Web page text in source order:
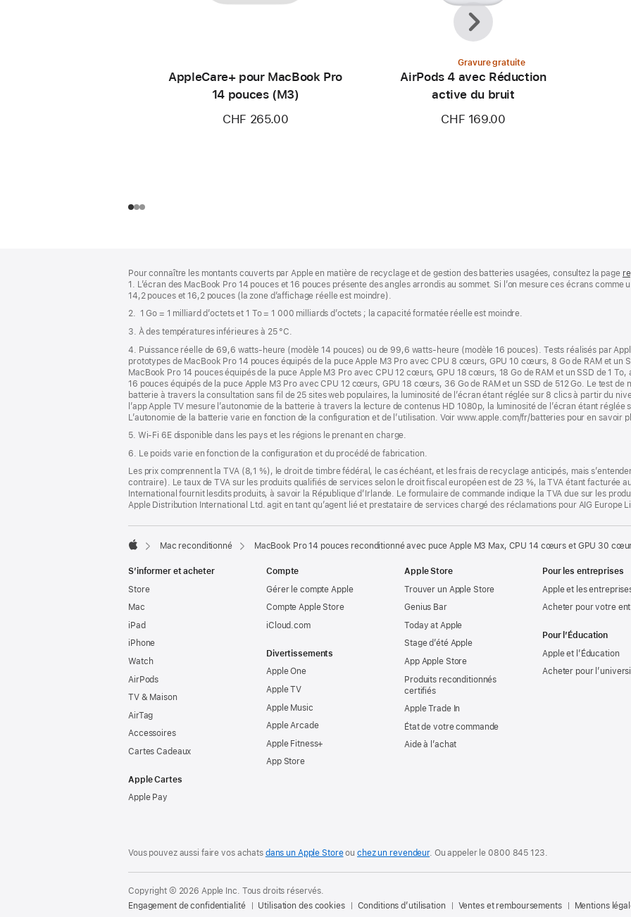
AppleCare+ pour MacBook Pro
14 pouces (M3)
CHF 265.00
Gravure gratuite
AirPods 4 avec Réduction
active du bruit
CHF 169.00
Précédent
Suivant
de
page
de
bas
de
page
Pour connaître les montants couverts par Apple en matière de recyclage et de gestion des batteries usagées, consultez la page
1. L’écran des MacBook Pro 14 pouces et 16 pouces présente des angles arrondis au sommet. Si l’on mesure ces écrans
14,2 pouces et 16,2 pouces (la zone d’affichage réelle est moindre).
2. 1 Go = 1 milliard d’octets et 1 To = 1 000 milliards d’octets ; la capacité formatée réelle est moindre.
3. À des températures inférieures à 25 °C.
4. Puissance réelle de 69,6 watts-heure (modèle 14 pouces) ou de 99,6 watts-heure (modèle 16 pouces). Tests réalisés par
prototypes de MacBook Pro 14 pouces équipés de la puce Apple M3 Pro avec CPU 8 cœurs, GPU 10 cœurs, 8 Go de RAM et un
MacBook Pro 14 pouces équipés de la puce Apple M3 Pro avec CPU 12 cœurs, GPU 18 cœurs, 18 Go de RAM et un SSD de 1
16 pouces équipés de la puce Apple M3 Pro avec CPU 12 cœurs, GPU 18 cœurs, 36 Go de RAM et un SSD de 512 Go. Le test de
batterie à travers la consultation sans fil de 25 sites web populaires, la luminosité de l’écran étant réglée sur 8 clics à partir du
l’app Apple TV mesure l’autonomie de la batterie à travers la lecture de contenus HD 1080p, la luminosité de l’écran étant
L’autonomie de la batterie varie en fonction de la configuration et de l’utilisation. Voir www.apple.com/fr/batteries pour en savoir
5. Wi-Fi 6E disponible dans les pays et les régions le prenant en charge.
6. Le poids varie en fonction de la configuration et du procédé de fabrication.
Les prix comprennent la TVA (8,1 %), le droit de timbre fédéral, le cas échéant, et les frais de recyclage anticipés, mais
contraire). Le taux de TVA sur les produits qualifiés de services selon le droit fiscal européen est de 23 %, la TVA étant facturée
International fournit lesdits produits, à savoir la République d’Irlande. Le formulaire de commande indique la TVA due sur les
Apple Distribution International Ltd. agit en tant qu’agent lié et prestataire de services chargé des réclamations pour AIG Europe
Mac reconditionné MacBook Pro 14 pouces reconditionné avec puce Apple M3 Max, CPU 14 cœurs et GPU 30
S’informer et acheter
Store
Mac
iPad
iPhone
Watch
AirPods
TV & Maison
AirTag
Accessoires
Cartes Cadeaux
Apple Cartes
Apple Pay
Compte
Gérer le compte Apple
Compte Apple Store
iCloud.com
Divertissements
Apple One
Apple TV
Apple Music
Apple Arcade
Apple Fitness+
App Store
Apple Store
Trouver un Apple Store
Genius Bar
Today at Apple
Stage d’été Apple
App Apple Store
Produits reconditionnés
certifiés
Apple Trade In
État de votre commande
Aide à l’achat
Pour les entreprises
Apple et les
Acheter pour votre
Pour l’Éducation
Apple et l’Éducation
Acheter pour
Vous pouvez aussi faire vos achats dans un Apple Storeouchez un revendeur. Ouappeler le0800 845 123.
Copyright © 2026 Apple Inc. Tous droits réservés.
Engagement de confidentialité
Utilisation des cookies Conditions d’utilisation Ventes et remboursements Mentions